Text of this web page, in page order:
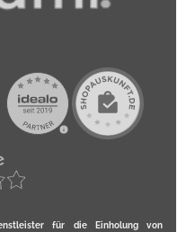
für die Einholung von